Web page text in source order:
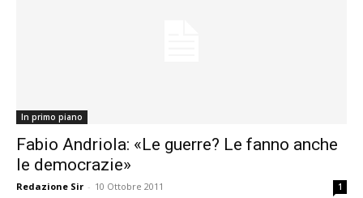
In primo piano
Fabio Andriola: «Le guerre? Le fanno anche
le democrazie»
Redazione Sir - 10 Ottobre 2011 1